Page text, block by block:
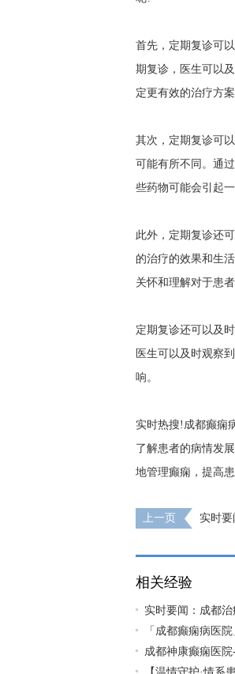
首先，定期复诊可
期复诊，医生可以
定更有效的治疗方案
其次，定期复诊可
可能有所不同。通
些药物可能会引起
此外，定期复诊还
的治疗的效果和生
关怀和理解对于患
定期复诊还可以及
医生可以及时观察
响。
实时热搜!成都癫痫
了解患者的病情发
地管理癫痫，提高
上一页
实时
相关经验
实时要闻：成都
「成都癫痫病医
成都神康癫痫医